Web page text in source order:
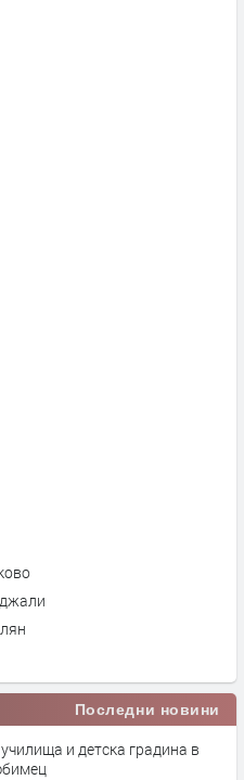
Последни новини
и детска градина в